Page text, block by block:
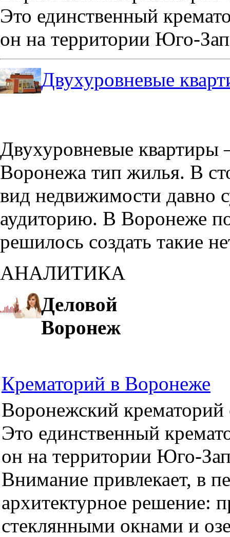
Это единственный
он на территории Юго-
Двухуровневые
Двухуровневые квартиры
Воронежа тип жилья. В
вид недвижимости давно
аудиторию. В Воронеже
решилось создать такие
АНАЛИТИКА
Деловой
Воронеж
Крематорий в Воронеже
Воронежский крематорий
Это единственный
он на территории Юго-
Внимание привлекает, в
архитектурное решение:
стеклянными окнами и